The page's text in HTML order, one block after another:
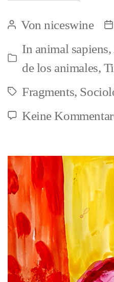
Beitragsautor
Vonniceswine
Kategorien
In animal sapiens,
de los animales,
Schlagwörter
Fragments,
Keine